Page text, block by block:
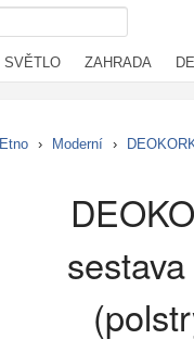
SVĚTLO ZAHRADA
Etno › Moderní ›